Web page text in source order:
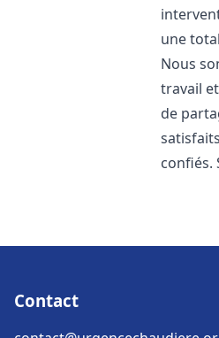
une
Nous
travail
de
confiés.
Contact